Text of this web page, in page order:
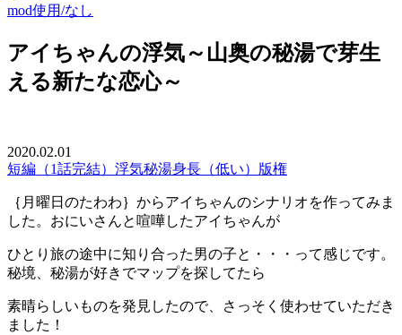
mod使用/なし
アイちゃんの浮気～山奥の秘湯で芽生
える新たな恋心～
2020.02.01
短編（1話完結） 浮気秘湯身長（低い） 版権
｛月曜日のたわわ｝からアイちゃんのシナリオを作ってみま
した。おにいさんと喧嘩したアイちゃんが
ひとり旅の途中に知り合った男の子と・・・って感じです。
秘境、秘湯が好きでマップを探してたら
素晴らしいものを発見したので、さっそく使わせていただき
ました！